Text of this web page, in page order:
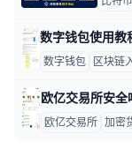
数字钱包 区块链
欧亿交易所 加密